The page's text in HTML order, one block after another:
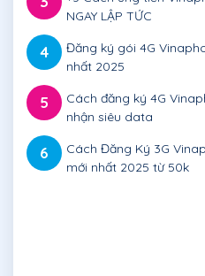
NGAY LẬP TỨC
4
Đăng ký gói 4G
nhất 2025
5
Cách đăng ký 4G
nhận siêu data
6
Cách Đăng Ký 3G
mới nhất 2025 từ 50k